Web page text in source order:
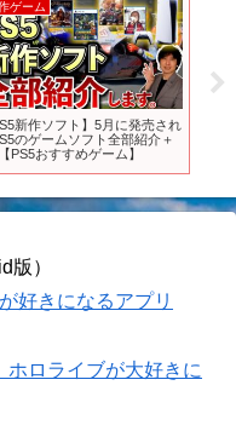
ゲーム
新作ソフト】5月に発売され
のゲームソフト全部紹介＋
PS5おすすめゲーム】
版）
好きになるアプリ
ロライブが大好きに